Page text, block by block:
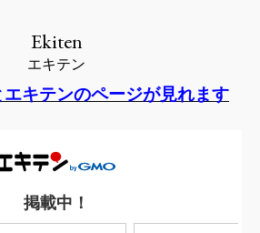
Ekiten
エキテン
キテンのページが見れます